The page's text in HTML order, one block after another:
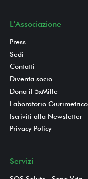
L'Associazione
Press
Sedi
Contatti
Diventa socio
Dona il 5xMille
Laboratorio Giurimetrico
Iscriviti alla Newsletter
Privacy Policy
Servizi